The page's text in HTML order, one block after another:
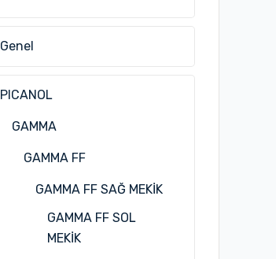
Genel
PICANOL
GAMMA
GAMMA FF
GAMMA FF SAĞ MEKİK
GAMMA FF SOL
MEKİK